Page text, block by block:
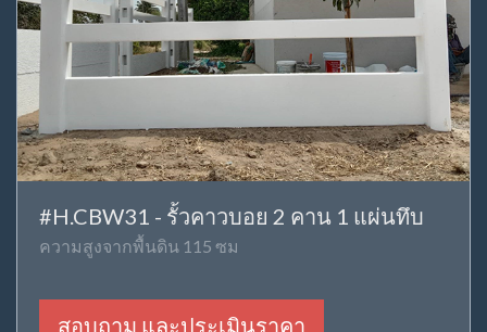
#H.CBW31 - รั้วคาวบอย 2 คาน 1 แผ่นทึบ
ความสูงจากพื้นดิน 115 ซม
สอบถาม และประเมินราคา